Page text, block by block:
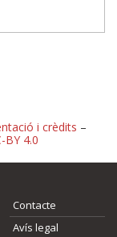
o
i crèdits –
BY 4.0
Contacte
Avís legal